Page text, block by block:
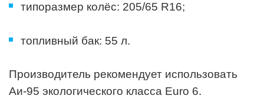
типоразмер колёс: 205/65 R16;
топливный бак: 55 л.
Производитель рекомендует использовать
Аи-95 экологического класса Euro 6.